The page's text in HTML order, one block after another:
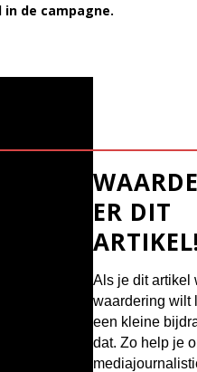
de campagne.
WAARDE
ER DIT
ARTIKEL!
Als je dit artikel
waardering wilt
een kleine
dat. Zo help je